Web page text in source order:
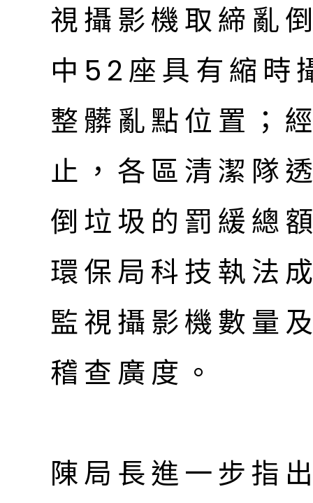
視攝影機取締亂
中52座具有縮時
整髒亂點位置；
止，各區清潔隊
倒垃圾的罰緩總
環保局科技執法
監視攝影機數量
稽查廣度。
陳局長進一步指